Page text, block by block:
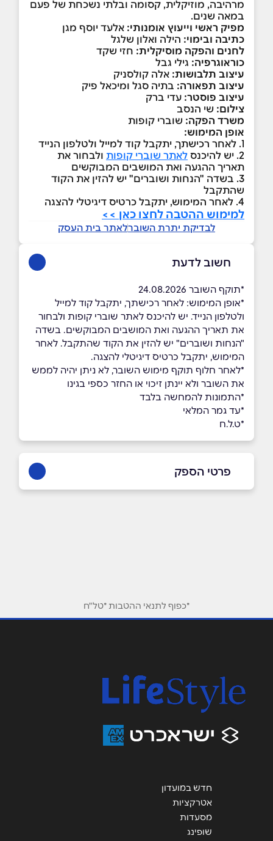
מרהיבה, מוזיקלית, קסומה ובלתי נשכחת של פעם
במאה שנים.
מפיק ראשי וייעוץ אומנותי: אלעד יוסף מגן
כתיבה ובימוי: הילה ואלון שלגל
לחנים והפקה מוסיקלית: חזי שקד
כוראוגרפיה: גילי גבל
עיצוב תלבושות: אלה קולסניק
עיצוב תפאורה: בתיה סגל ומיכאל פיק
עיצוב פוסטר: עדי ברק
צילום: שי הנסב
משרד הפקה: שוברי קופות
אופן המימוש:
1. לאחר רכישתך, יתקבל קוד למייל ולטלפון הנייד
2. יש להיכנס
לאתר שוברי קופות ולבחור את
תאריך ההגעה ואת המושבים המבוקשים
3. בשדה "הנחות ושוברים" יש להזין את הקוד
שהתקבל
4. לאחר המימוש, יתקבל כרטיס דיגיטלי להצגה
למימוש ההטבה לחצו כאן >>
לבדיקת יתרת השוברלאתר בית העסק
חשוב לדעת
*תוקף השובר 24.08.2026
*אופן המימוש: לאחר רכישתך, יתקבל קוד למייל
ולטלפון הנייד. יש להיכנס לאתר שוברי קופות ולבחור
את תאריך ההגעה ואת המושבים המבוקשים. בשדה
"הנחות ושוברים" יש להזין את הקוד שהתקבל. לאחר
המימוש, יתקבל כרטיס דיגיטלי להצגה.
*לאחר חלוף תוקף מימוש השובר, לא ניתן יהיה לממש
את השובר ולא יינתן זיכוי או החזר כספי בגינו
*התמונות להמחשה בלבד
*עד גמר המלאי
*ט.ל.ח
פרטי הספק
נושא
אנא חזרו אלי בקשר ל...
*כפוף לתנאי ההטבות *טל"ח
חדש במועדון
אטרקציות
מסעדות
שופינג